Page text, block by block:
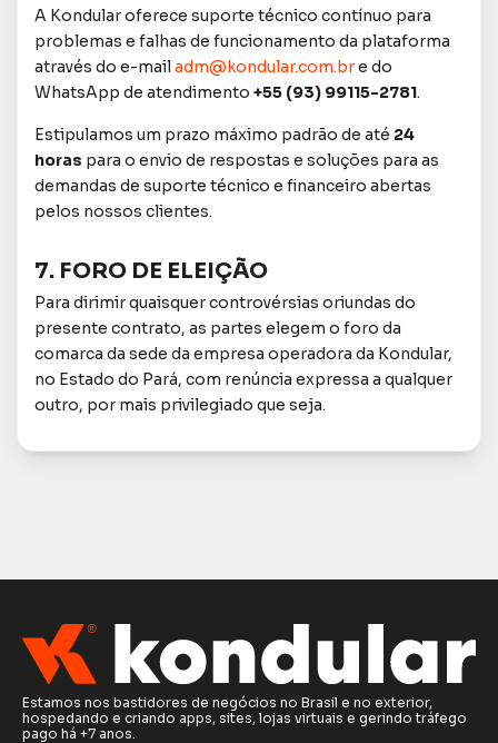
A Kondular oferece suporte técnico contínuo para
problemas e falhas de funcionamento da plataforma
através do e-mail adm@kondular.com.bre do
WhatsApp de atendimento +55 (93) 99115-2781.
Estipulamos um prazo máximo padrão de até 24
horas para o envio de respostas e soluções para as
demandas de suporte técnico e financeiro abertas
pelos nossos clientes.
7. FORO DE ELEIÇÃO
Para dirimir quaisquer controvérsias oriundas do
presente contrato, as partes elegem o foro da
comarca da sede da empresa operadora da Kondular,
no Estado do Pará, com renúncia expressa a qualquer
outro, por mais privilegiado que seja.
Estamos nos bastidores de negócios no Brasil e no exterior,
hospedando e criando apps, sites, lojas virtuais e gerindo tráfego
pago há +7 anos.